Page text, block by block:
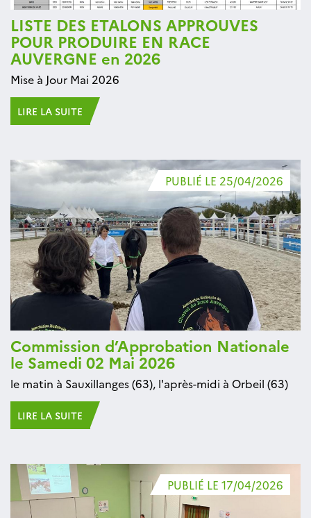
LISTE DES ETALONS APPROUVES
POUR PRODUIRE EN RACE
AUVERGNE en 2026
Mise à Jour Mai 2026
LIRE LA SUITE
PUBLIÉ LE 25/04/2026
Commission d’Approbation Nationale
le Samedi 02 Mai 2026
le matin à Sauxillanges (63), l'après-midi à Orbeil (63)
LIRE LA SUITE
PUBLIÉ LE 17/04/2026